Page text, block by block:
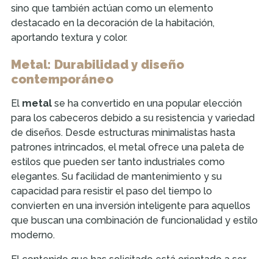
sino que también actúan como un elemento
destacado en la decoración de la habitación,
aportando textura y color.
Metal: Durabilidad y diseño
contemporáneo
El metal se ha convertido en una popular elección
para los cabeceros debido a su resistencia y variedad
de diseños. Desde estructuras minimalistas hasta
patrones intrincados, el metal ofrece una paleta de
estilos que pueden ser tanto industriales como
elegantes. Su facilidad de mantenimiento y su
capacidad para resistir el paso del tiempo lo
convierten en una inversión inteligente para aquellos
que buscan una combinación de funcionalidad y estilo
moderno.